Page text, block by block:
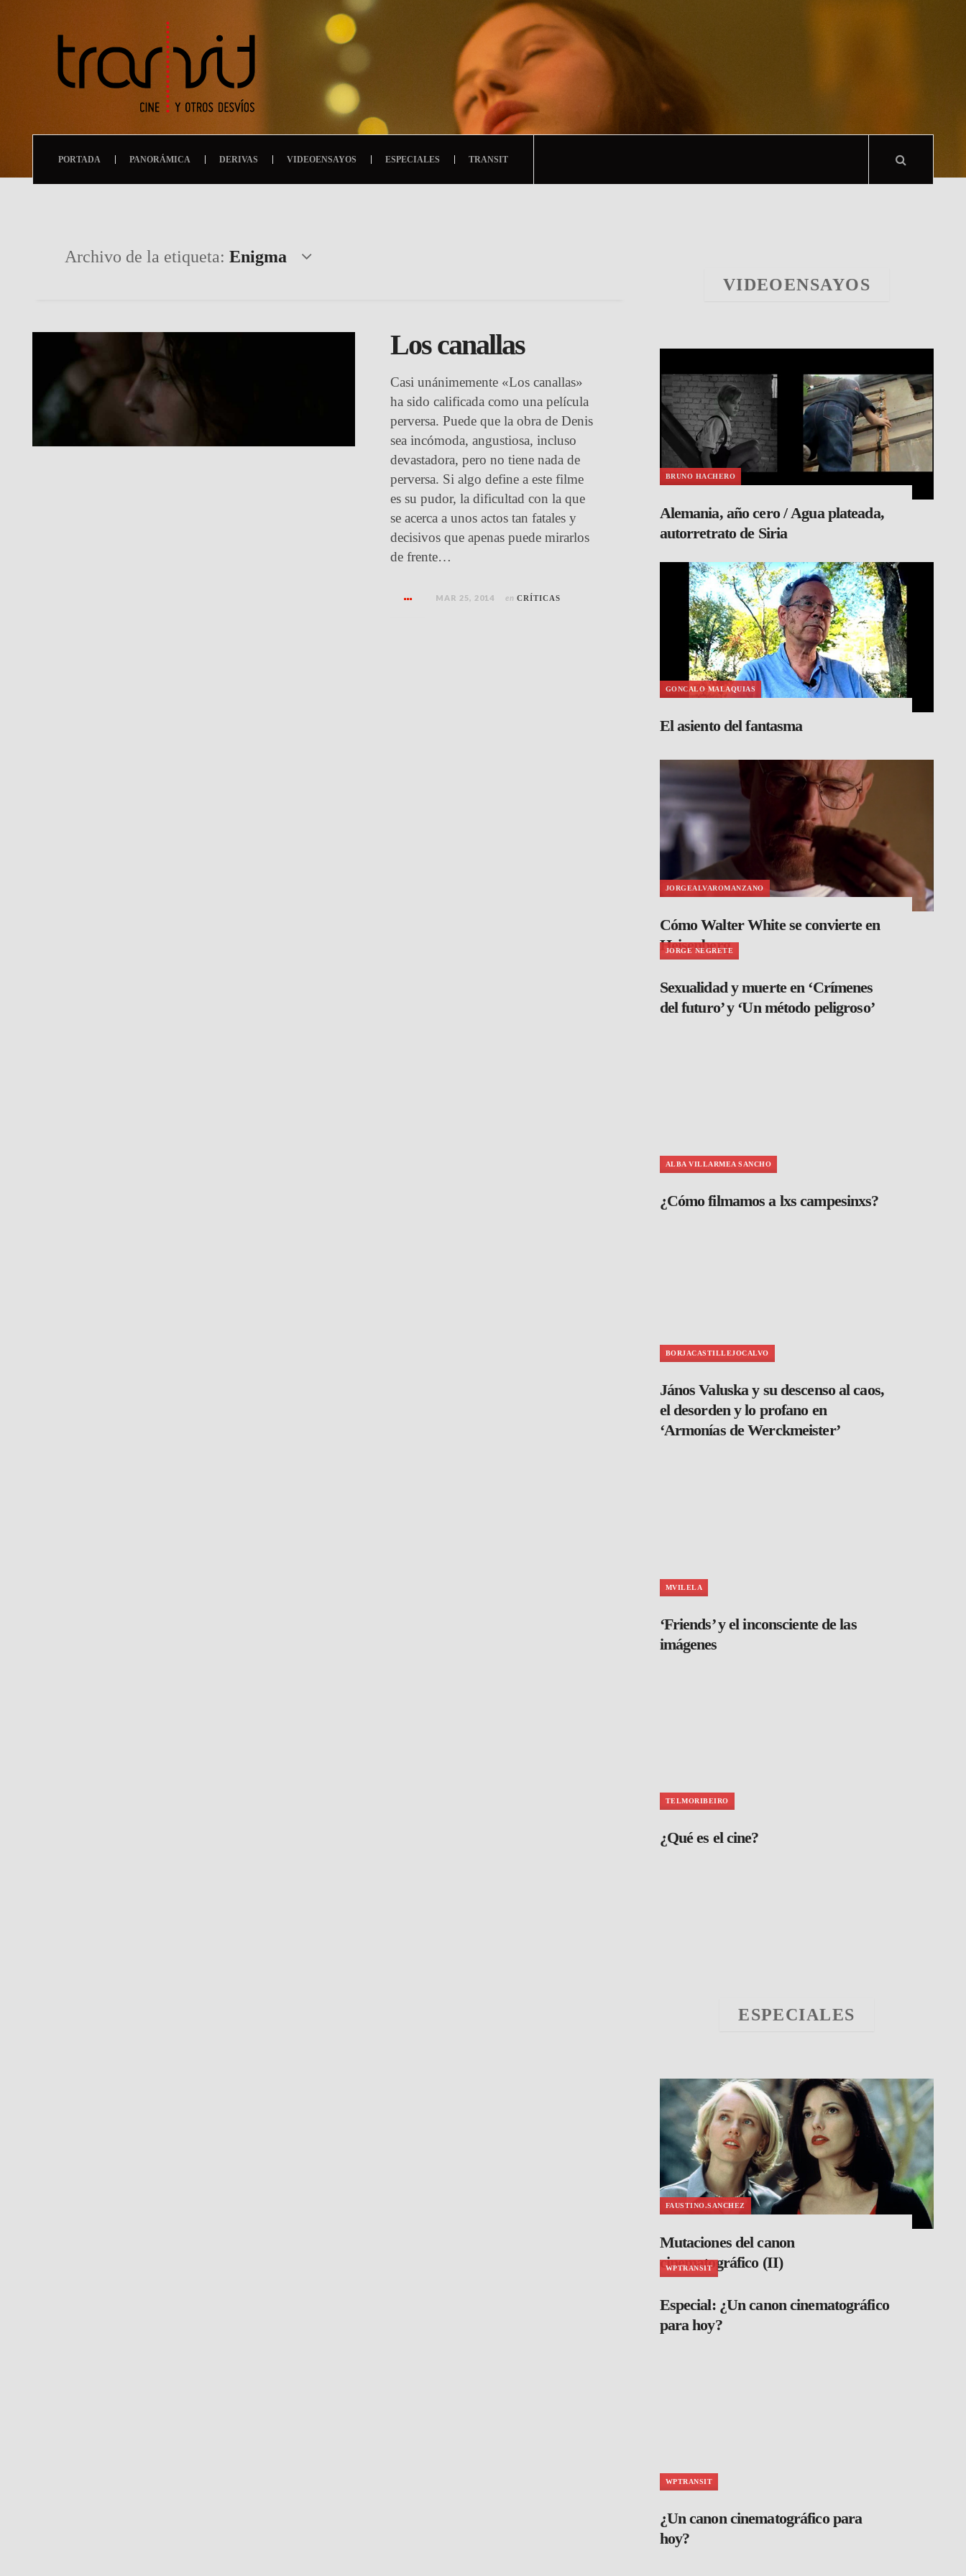
PORTADA PANORÁMICA DERIVAS VIDEOENSAYOS ESPECIALES TRANSIT
Archivo de la etiqueta: Enigma
Los canallas
Casi unánimemente «Los canallas»
ha sido calificada como una película
perversa. Puede que la obra de Denis
sea incómoda, angustiosa, incluso
devastadora, pero no tiene nada de
perversa. Si algo define a este filme
es su pudor, la dificultad con la que
se acerca a unos actos tan fatales y
decisivos que apenas puede mirarlos
de frente…
MAR 25, 2014 en CRÍTICAS
VIDEOENSAYOS
BRUNO HACHERO
Alemania, año cero / Agua plateada,
autorretrato de Siria
GONCALO MALAQUIAS
El asiento del fantasma
JORGEALVAROMANZANO
Cómo Walter White se convierte en
Heisenberg
JORGE NEGRETE
Sexualidad y muerte en ‘Crímenes
del futuro’ y ‘Un método peligroso’
ALBA VILLARMEA SANCHO
¿Cómo filmamos a lxs campesinxs?
BORJACASTILLEJOCALVO
János Valuska y su descenso al caos,
el desorden y lo profano en
‘Armonías de Werckmeister’
MVILELA
‘Friends’ y el inconsciente de las
imágenes
TELMORIBEIRO
¿Qué es el cine?
ESPECIALES
FAUSTINO.SANCHEZ
Mutaciones del canon
cinematográfico (II)
WPTRANSIT
Especial: ¿Un canon cinematográfico
para hoy?
WPTRANSIT
¿Un canon cinematográfico para
hoy?